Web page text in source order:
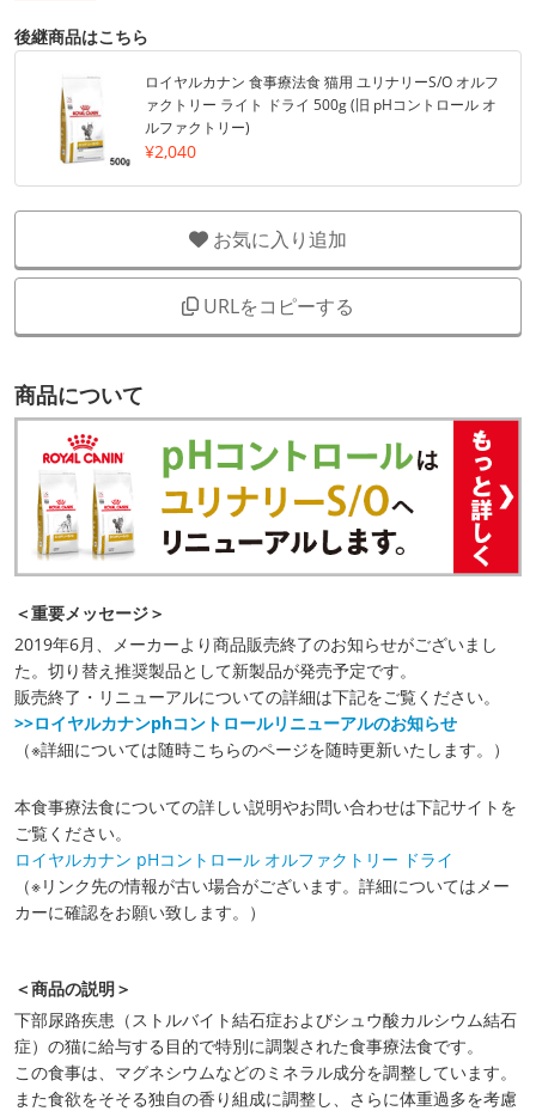
後継商品はこちら
ロイヤルカナン 食事療法食 猫用 ユリナリーS/O オルフ
ァクトリー ライト ドライ 500g (旧 pHコントロール オ
ルファクトリー)
¥2,040
お気に入り追加
URLをコピーする
商品について
＜重要メッセージ＞
2019年6月、メーカーより商品販売終了のお知らせがございまし
た。切り替え推奨製品として新製品が発売予定です。
販売終了・リニューアルについての詳細は下記をご覧ください。
>>ロイヤルカナンphコントロールリニューアルのお知らせ
（※詳細については随時こちらのページを随時更新いたします。）
本食事療法食についての詳しい説明やお問い合わせは下記サイトを
ご覧ください。
ロイヤルカナン pHコントロール オルファクトリー ドライ
（※リンク先の情報が古い場合がございます。詳細についてはメー
カーに確認をお願い致します。）
＜商品の説明＞
下部尿路疾患（ストルバイト結石症およびシュウ酸カルシウム結石
症）の猫に給与する目的で特別に調製された食事療法食です。
この食事は、マグネシウムなどのミネラル成分を調整しています。
また食欲をそそる独自の香り組成に調整し、さらに体重過多を考慮